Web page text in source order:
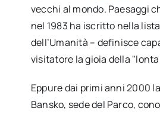
vecchi al mondo. Paesaggi
nel 1983 ha iscritto nella
dell’Umanità – definisce
visitatore la gioia della
Eppure dai primi anni 2000
Bansko, sede del Parco,